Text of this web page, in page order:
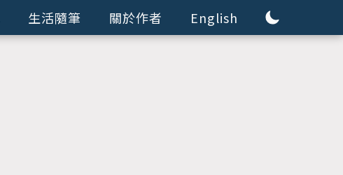
生活隨筆 關於作者 English